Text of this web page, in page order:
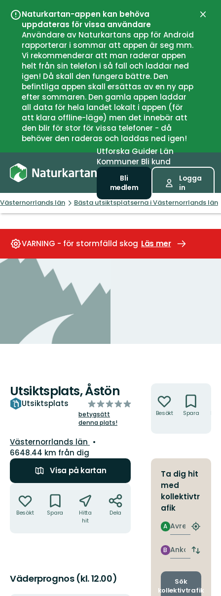
Naturkartan-appen kan behöva
uppdateras för vissa användare
Användare av Naturkartans app för Android
rapporterar i sommar att appen är seg mm.
Vi rekommenderar att man raderar appen
helt från sin telefon i så fall och laddar ned
igen! Då skall den fungera bättre. Den
befintliga appen skall ersättas av en ny app
efter sommaren. Den gamla appen laddar
all data för hela landet lokalt i appen (för
att klara offline-läge) men det innebär att
den blir för stor för vissa telefoner - då
behöver den raderas och laddas ned igen!
UtforskaGuiderLän
Kommuner Bli kund
Bli
medlem
Logga
in
Västernorrlands län Bästa utsiktsplatserna i Västernorrlands län
VARNING - för stormfälld skog Läs mer
Utsiktsplats, Åstön
Utsiktsplats
av
5
stjärnor
betygsätt
denna plats!
Län:
Västernorrlands län
6648.44 km från dig
Visa på kartan
Besökt Spara
Hitta
hit
Dela
Väderprognos (kl. 12.00)
Besökt Spara
Ta dig hit
med
kollektivtr
afik
Avresa
A
Hitta
Ankomst
B
Byt
och
Sök
kollektivtrafik